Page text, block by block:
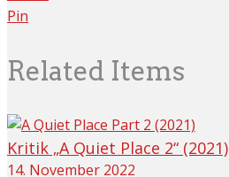
Pin
Related Items
Kritik „A Quiet Place 2“ (2021)
14. November 2022